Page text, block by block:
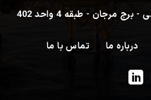
- طبقه 4 واحد 402
درباره ما تماس با ما